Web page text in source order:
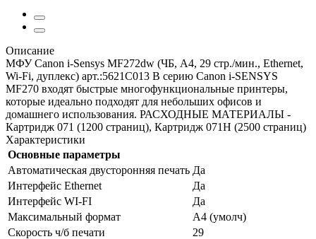
Описание
МФУ Canon i-Sensys MF272dw (ЧБ, А4, 29 стр./мин., Ethernet,
Wi-Fi, дуплекс) арт.:5621C013 В серию Canon i-SENSYS
MF270 входят быстрые многофункциональные принтеры,
которые идеально подходят для небольших офисов и
домашнего использования. РАСХОДНЫЕ МАТЕРИАЛЫ -
Картридж 071 (1200 страниц), Картридж 071H (2500 страниц)
Характеристики
Основные параметры
Автоматическая двусторонняя печать Да
Интерфейс Ethernet
Да
Интерфейс WI-FI
Да
Максимальный формат
А4 (умолч)
Скорость ч/б печати
29